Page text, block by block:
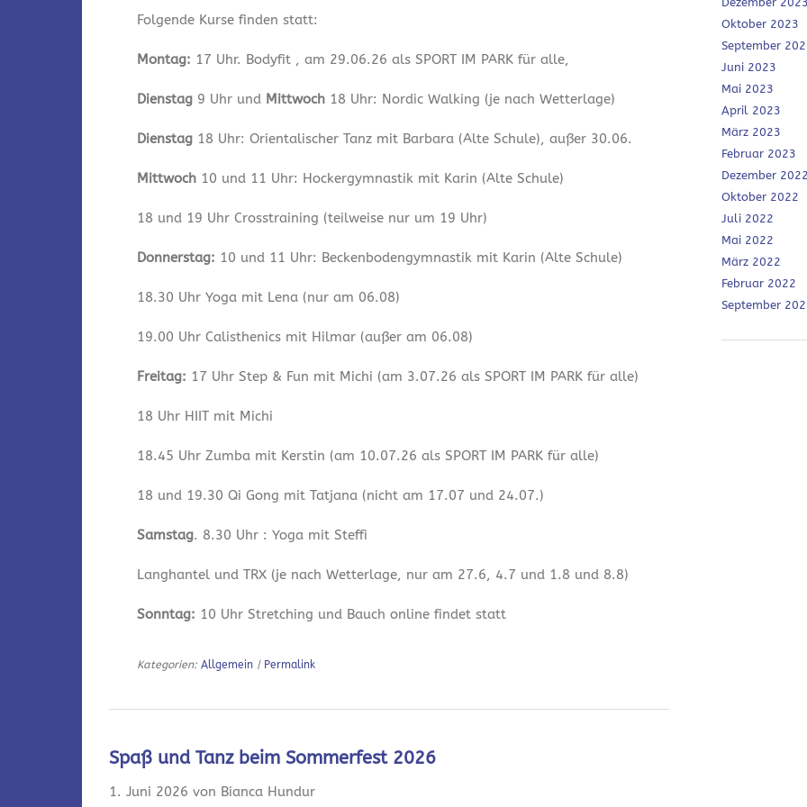
Folgende Kurse finden statt:
Montag: 17 Uhr. Bodyfit , am 29.06.26 als SPORT IM PARK für alle,
Dienstag 9 Uhr und Mittwoch 18 Uhr: Nordic Walking (je nach Wetterlage)
Dienstag 18 Uhr: Orientalischer Tanz mit Barbara (Alte Schule), außer 30.06.
Mittwoch 10 und 11 Uhr: Hockergymnastik mit Karin (Alte Schule)
18 und 19 Uhr Crosstraining (teilweise nur um 19 Uhr)
Donnerstag: 10 und 11 Uhr: Beckenbodengymnastik mit Karin (Alte Schule)
18.30 Uhr Yoga mit Lena (nur am 06.08)
19.00 Uhr Calisthenics mit Hilmar (außer am 06.08)
Freitag: 17 Uhr Step & Fun mit Michi (am 3.07.26 als SPORT IM PARK für alle)
18 Uhr HIIT mit Michi
18.45 Uhr Zumba mit Kerstin (am 10.07.26 als SPORT IM PARK für alle)
18 und 19.30 Qi Gong mit Tatjana (nicht am 17.07 und 24.07.)
Samstag. 8.30 Uhr : Yoga mit Steffi
Langhantel und TRX (je nach Wetterlage, nur am 27.6, 4.7 und 1.8 und 8.8)
Sonntag: 10 Uhr Stretching und Bauch online findet statt
Kategorien:Allgemein | Permalink
Spaß und Tanz beim Sommerfest 2026
1. Juni 2026 von Bianca Hundur
Oktober 2023
September
Juni 2023
Mai 2023
April 2023
März 2023
Februar 2023
Dezember
Oktober 2022
Juli 2022
Mai 2022
März 2022
Februar 2022
September